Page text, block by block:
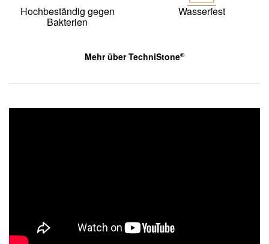
Hochbeständig gegen
Bakterien
Wasserfest
Mehr überTechniStone®